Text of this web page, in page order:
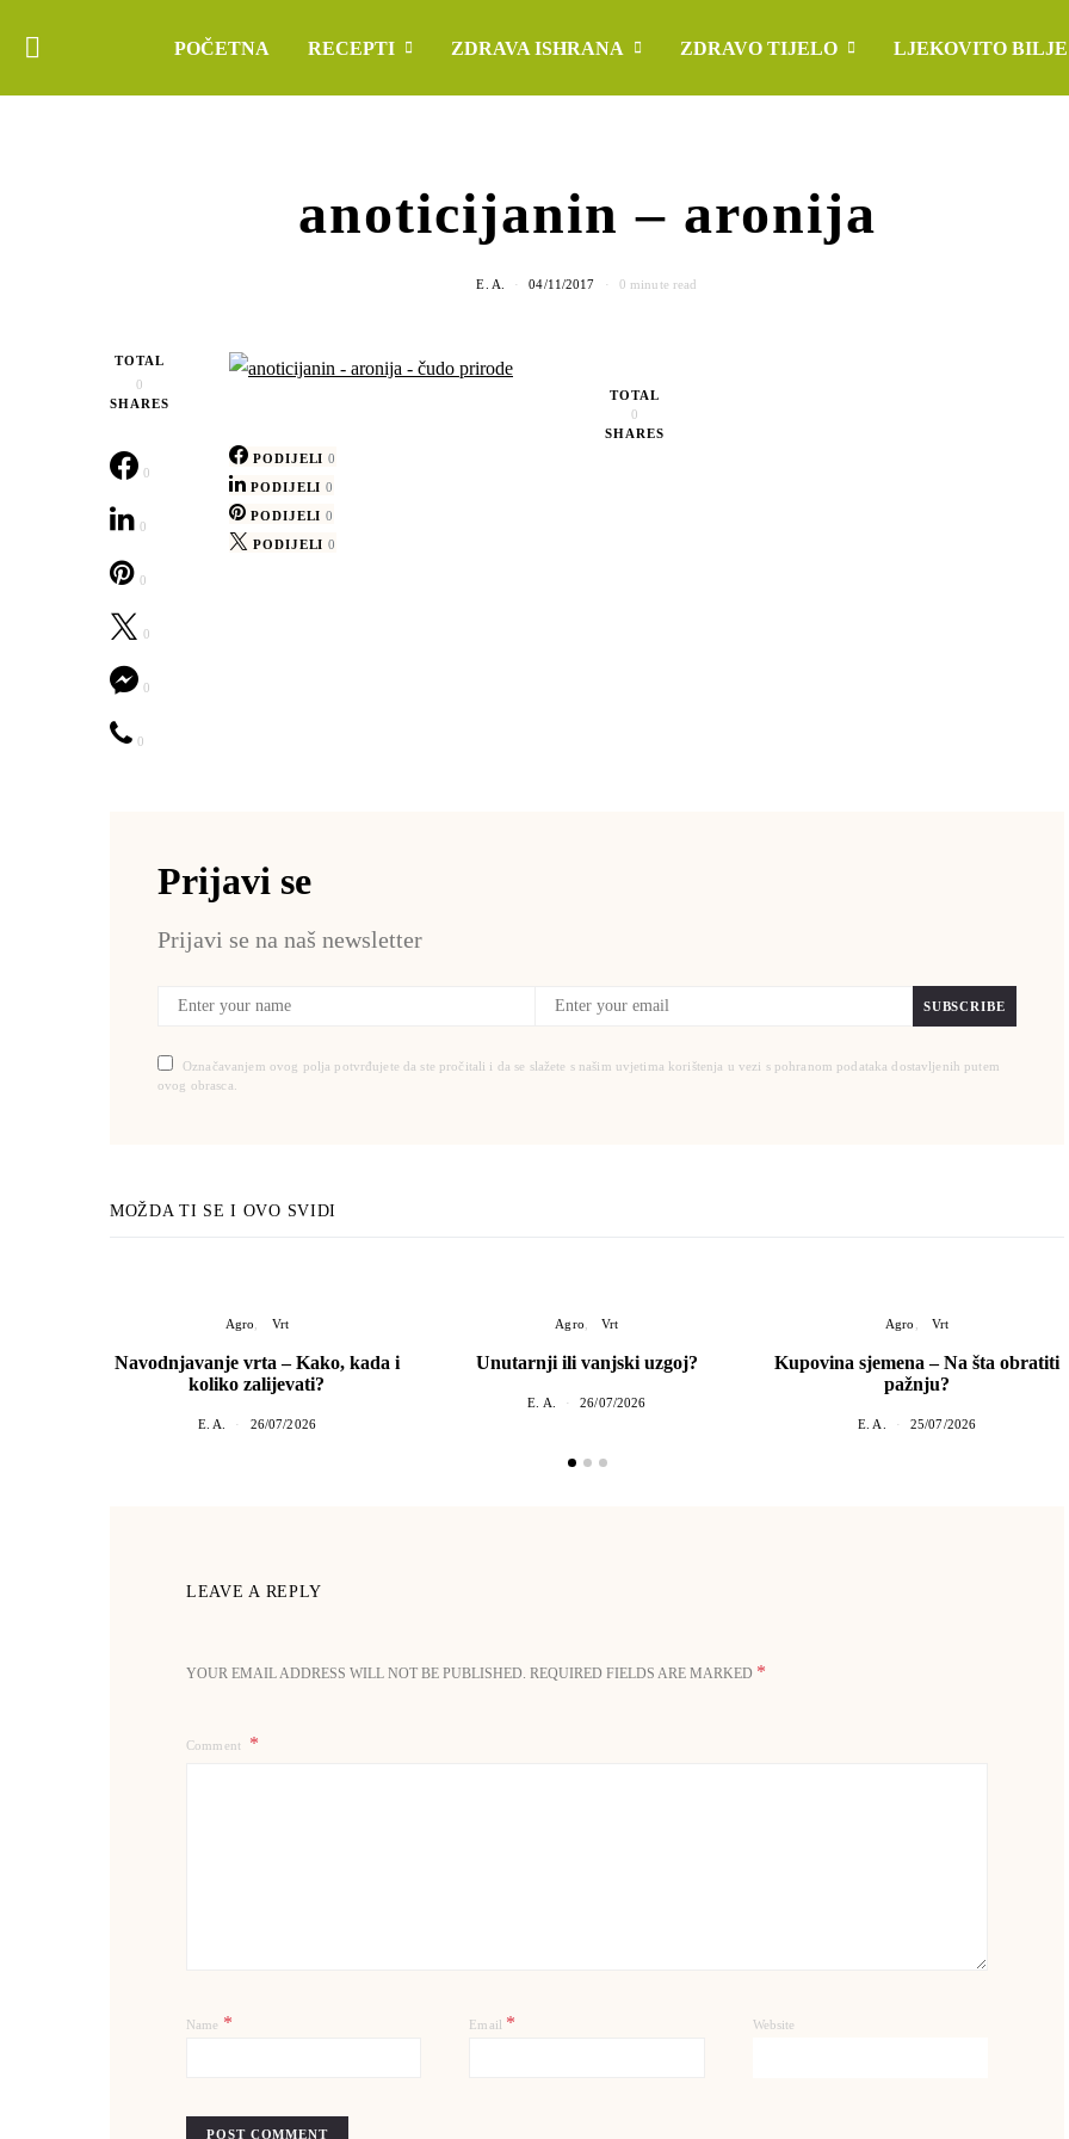
POČETNA RECEPTI ZDRAVA ISHRANA ZDRAVO TIJELO LJEKOVITO BILJE
anoticijanin – aronija
E. A. 04/11/2017 0 minute read
TOTAL
0
SHARES
0
0
0
0
0
0
TOTAL
0
SHARES
PODIJELI 0
PODIJELI 0
PODIJELI 0
PODIJELI 0
Prijavi se
Prijavi se na naš newsletter
SUBSCRIBE
Označavanjem ovog polja potvrđujete da ste pročitali i da se slažete s našim uvjetima korištenja u vezi s pohranom podataka dostavljenih putem
ovog obrasca.
MOŽDA TI SE I OVO SVIDI
Agro Vrt
Navodnjavanje vrta – Kako, kada i
koliko zalijevati?
E. A. 26/07/2026
Agro Vrt
Unutarnji ili vanjski uzgoj?
E. A. 26/07/2026
Agro Vrt
Kupovina sjemena – Na šta obratiti
pažnju?
E. A. 25/07/2026
LEAVE A REPLY
YOUR EMAIL ADDRESS WILL NOT BE PUBLISHED. REQUIRED FIELDS ARE MARKED *
Comment
Name * Email * Website